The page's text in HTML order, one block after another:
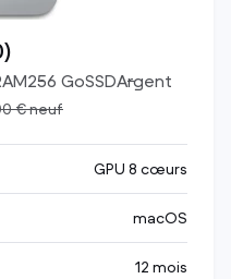
256 GoSSDArgent
€neuf
GPU 8 cœurs
macOS
12 mois